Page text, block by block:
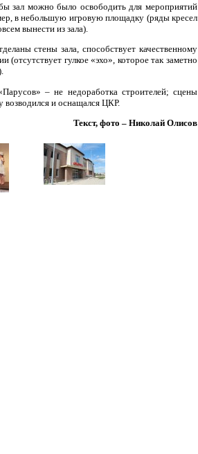
зал можно было освободить для мероприятий
в небольшую игровую площадку (ряды кресел
вынести из зала).
стены зала, способствует качественному
гулкое «эхо», которое так заметно
– не недоработка строителей; сцены
возводился и оснащался ЦКР.
Текст, фото – Николай Олисов